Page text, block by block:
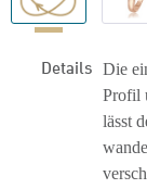
Details Die
Profil
lässt